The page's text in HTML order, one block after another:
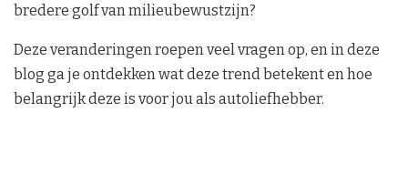
bredere golf van milieubewustzijn?
Deze veranderingen roepen veel vragen op, en in deze
blog ga je ontdekken wat deze trend betekent en hoe
belangrijk deze is voor jou als autoliefhebber.